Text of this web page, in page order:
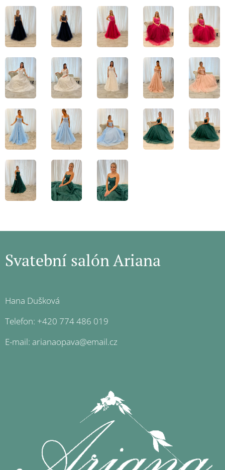
Svatební salón Ariana
Hana Dušková
Telefon: +420 774 486 019
E-mail: arianaopava@email.cz